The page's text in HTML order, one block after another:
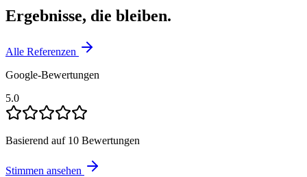
Ergebnisse, die bleiben.
Alle Referenzen
Google-Bewertungen
5.0
Basierend auf 10 Bewertungen
Stimmen ansehen